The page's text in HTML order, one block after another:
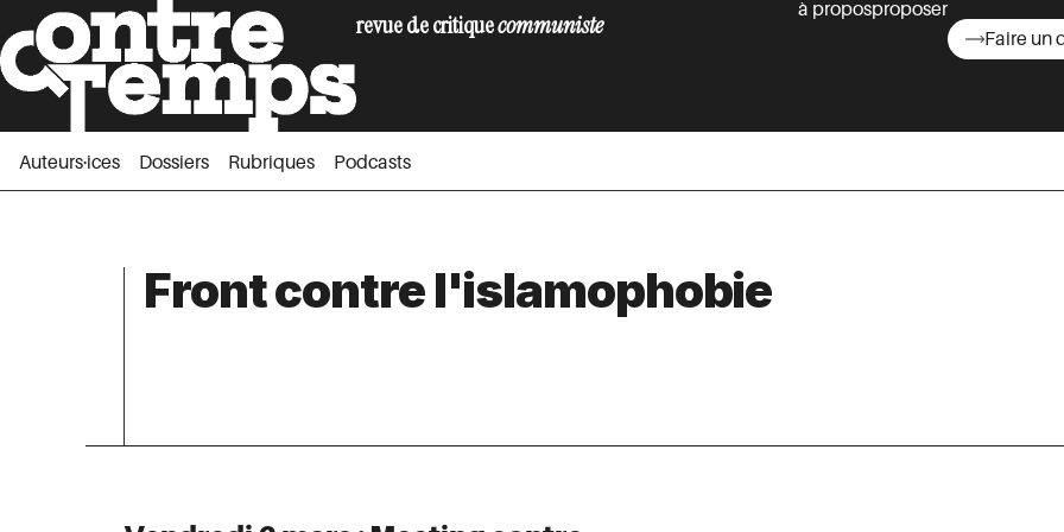
Auteurs·ices
revue de critiquecommuniste à proposproposer
Faire un
Auteurs·ices Dossiers Rubriques Podcasts
Front contre l'islamophobie